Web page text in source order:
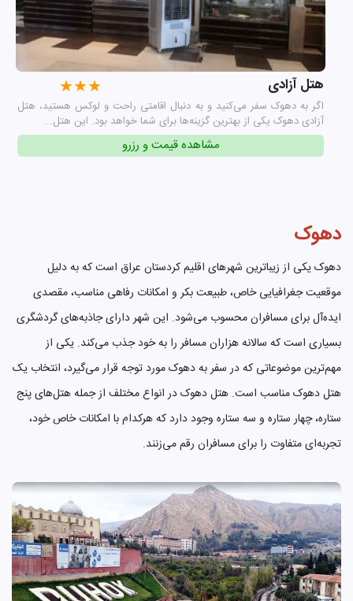
هتل آزادی ★★★
اگر به دهوک سفر می‌کنید و به دنبال اقامتی راحت و لوکس هستید، هتل
آزادی دهوک یکی از بهترین گزینه‌ها برای شما خواهد بود. این هتل...
مشاهده قیمت و رزرو
دهوک
دهوک یکی از زیباترین شهرهای اقلیم کردستان عراق است که به دلیل
موقعیت جغرافیایی خاص، طبیعت بکر و امکانات رفاهی مناسب، مقصدی
ایده‌آل برای مسافران محسوب می‌شود. این شهر دارای جاذبه‌های گردشگری
بسیاری است که سالانه هزاران مسافر را به خود جذب می‌کند. یکی از
مهم‌ترین موضوعاتی که در سفر به دهوک مورد توجه قرار می‌گیرد، انتخاب یک
هتل دهوک مناسب است. هتل دهوک در انواع مختلف از جمله هتل‌های پنج
ستاره، چهار ستاره و سه ستاره وجود دارد که هرکدام با امکانات خاص خود،
تجربه‌ای متفاوت را برای مسافران رقم می‌زنند.